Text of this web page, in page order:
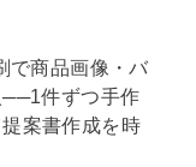
で商品画像・バ
件ずつ手作
案書作成を時